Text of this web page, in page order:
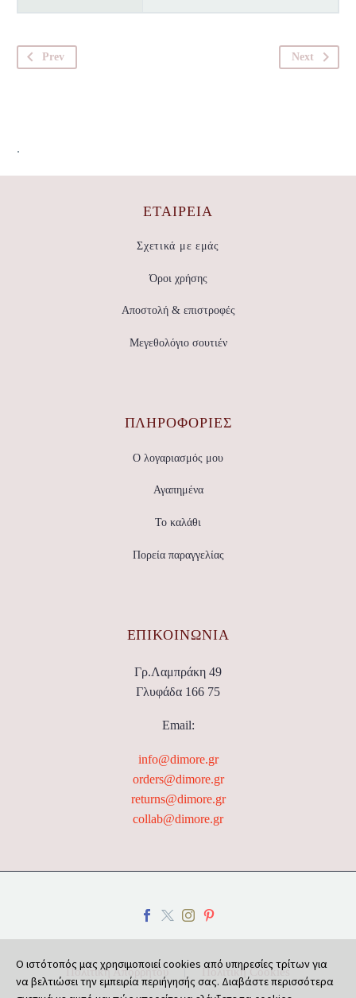
Prev Next
.
ΕΤΑΙΡΕΊΑ
Σχετικά με εμάς
Όροι χρήσης
Αποστολή & επιστροφές
Μεγεθολόγιο σουτιέν
ΠΛΗΡΟΦΟΡΙΕΣ
Ο λογαριασμός μου
Αγαπημένα
Το καλάθι
Πορεία παραγγελίας
ΕΠΙΚΟΙΝΩΝΊΑ
Γρ.Λαμπράκη 49
Γλυφάδα 166 75
Email:
info@dimore.gr
orders@dimore.gr
returns@dimore.gr
collab@dimore.gr
Πολιτική Απορρήτου Πολιτική Cookies
Ο ιστότοπός μας χρησιμοποιεί cookies από υπηρεσίες τρίτων για
να βελτιώσει την εμπειρία περιήγησής σας. Διαβάστε περισσότερα